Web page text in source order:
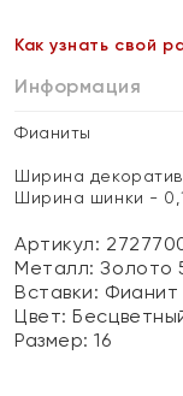
Как узнать свой
Информация
Фианиты
Ширина
Ширина шинки -
Артикул:
Металл:Золото
Вставки: Фианит
Цвет:
Размер:16